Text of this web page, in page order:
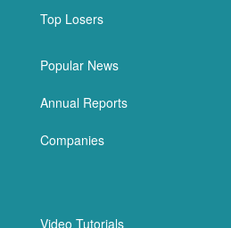
Top Losers
Popular News
Annual Reports
Companies
Video Tutorials